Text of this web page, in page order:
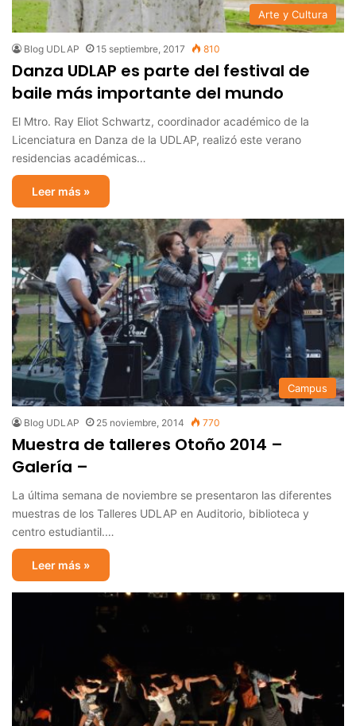
Arte y Cultura
Blog UDLAP 15 septiembre, 2017 810
Danza UDLAP es parte del festival de
baile más importante del mundo
El Mtro. Ray Eliot Schwartz, coordinador académico de la
Licenciatura en Danza de la UDLAP, realizó este verano
residencias académicas…
Leer más »
Campus
Blog UDLAP 25 noviembre, 2014 770
Muestra de talleres Otoño 2014 –
Galería –
La última semana de noviembre se presentaron las diferentes
muestras de los Talleres UDLAP en Auditorio, biblioteca y
centro estudiantil.…
Leer más »